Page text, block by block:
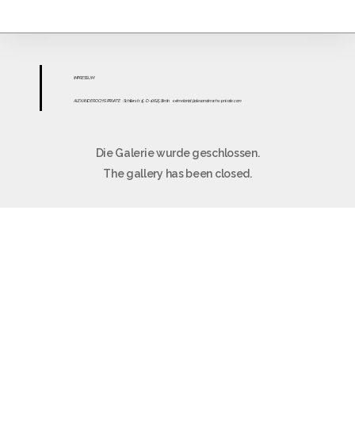
IMPRESSUM
ALEXANDER OCHS PRIVATE · Schillerstr. 15 · D-10625 Berlin ·sekretariat@alexanderochs-private.com
Die Galerie wurde geschlossen.
The gallery has been closed.